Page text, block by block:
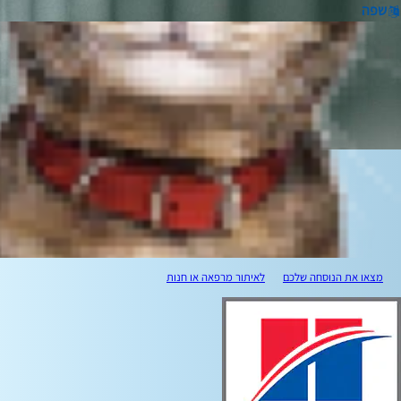
שפה
מצאו את הנוסחה שלכם לאיתור מרפאה או חנות